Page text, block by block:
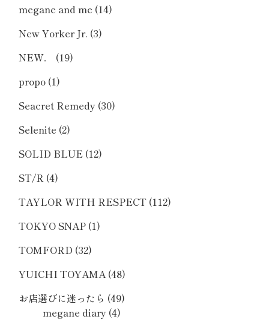
megane and me (14)
New Yorker Jr. (3)
NEW．
(19)
propo (1)
Seacret Remedy (30)
Selenite (2)
SOLID BLUE (12)
ST/R (4)
TAYLOR WITH RESPECT (112)
TOKYO SNAP (1)
TOMFORD (32)
YUICHI TOYAMA (48)
お店選びに迷ったら (49)
megane diary (4)